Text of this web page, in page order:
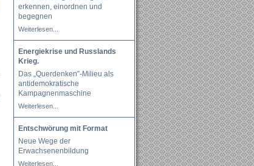
erkennen, einordnen und
begegnen
Weiterlesen...
Energiekrise und Russlands
Krieg.
Das „Querdenken”-Milieu als
antidemokratische
Kampagnenmaschine
Weiterlesen...
Entschwörung mit Format
Neue Wege der
Erwachsenenbildung
Weiterlesen...